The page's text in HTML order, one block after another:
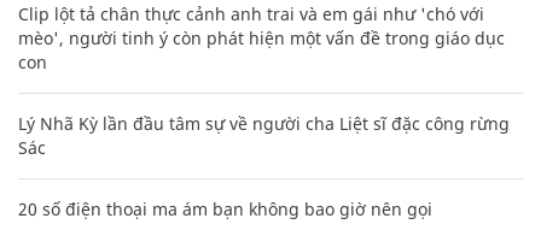
Clip lột tả chân thực cảnh anh trai và em gái như 'chó với
mèo', người tinh ý còn phát hiện một vấn đề trong giáo dục
con
Lý Nhã Kỳ lần đầu tâm sự về người cha Liệt sĩ đặc công rừng
Sác
20 số điện thoại ma ám bạn không bao giờ nên gọi